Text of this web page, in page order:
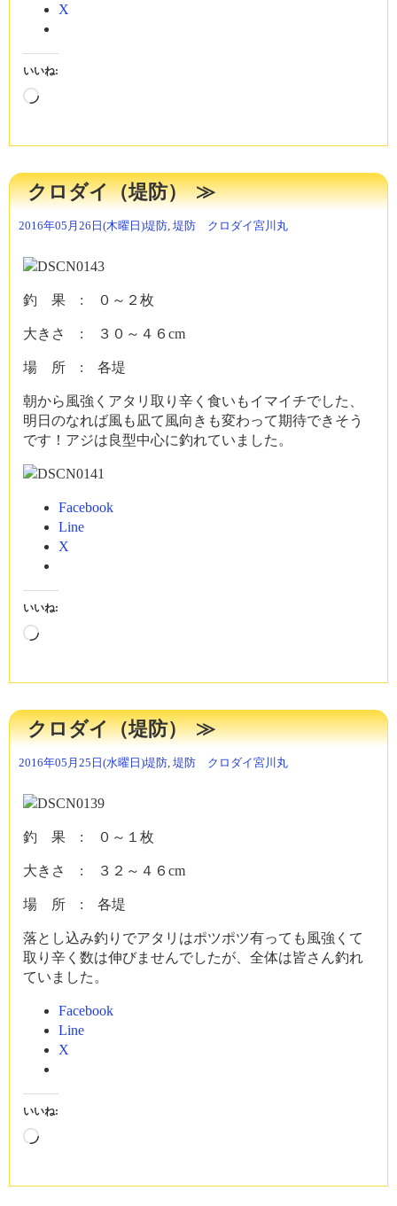
X
いいね:
読
中…
クロダイ（堤防）
2016年05月26日(木曜日)堤防, 堤防 クロダイ宮川丸
釣 果 : ０～２枚
大きさ : ３０～４６cm
場 所 : 各堤
朝から風強くアタリ取り辛く食いもイマイチでした、
明日のなれば風も凪て風向きも変わって期待できそう
です！アジは良型中心に釣れていました。
Facebook
Line
X
いいね:
読
中…
クロダイ（堤防）
2016年05月25日(水曜日)堤防, 堤防 クロダイ宮川丸
釣 果 : ０～１枚
大きさ : ３２～４６cm
場 所 : 各堤
落とし込み釣りでアタリはポツポツ有っても風強くて
取り辛く数は伸びませんでしたが、全体は皆さん釣れ
ていました。
Facebook
Line
X
いいね:
読